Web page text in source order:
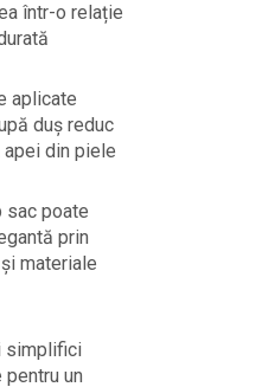
într-o relație
aplicate
duș reduc
din piele
sac poate
prin
materiale
simplifici
un